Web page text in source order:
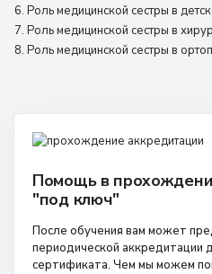
Роль медицинской сестры в
Роль медицинской сестры в
Роль медицинской сестры в
Помощь в
"под ключ"
После обучения вам может
периодической аккредитации
сертификата. Чем мы можем